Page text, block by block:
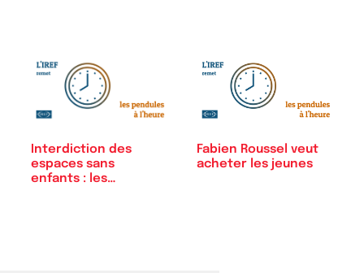
Interdiction des
espaces sans
enfants : les…
Fabien Roussel veut
acheter les jeunes